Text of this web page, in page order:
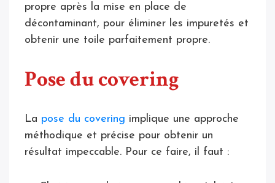
propre après la mise en place de
décontaminant, pour éliminer les impuretés et
obtenir une toile parfaitement propre.
Pose du covering
La pose du covering implique une approche
méthodique et précise pour obtenir un
résultat impeccable. Pour ce faire, il faut :